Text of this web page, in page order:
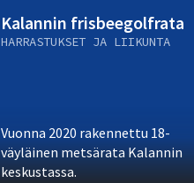
Kalannin frisbeegolfrata
HARRASTUKSET JA LIIKUNTA
Vuonna 2020 rakennettu 18-
väyläinen metsärata Kalannin
keskustassa.